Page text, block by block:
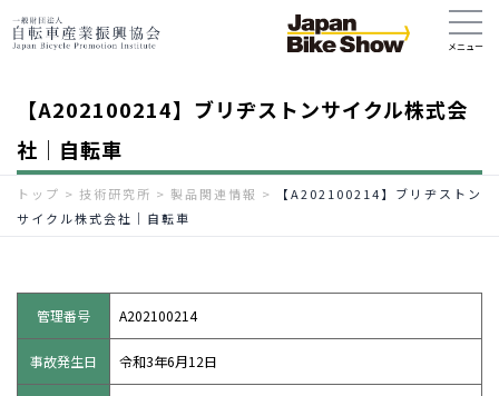
【A202100214】ブリヂストンサイクル株式会
社｜自転車
トップ > 技術研究所 > 製品関連情報 >
【A202100214】ブリヂストン
サイクル株式会社｜自転車
管理番号 A202100214
事故発生日 令和3年6月12日